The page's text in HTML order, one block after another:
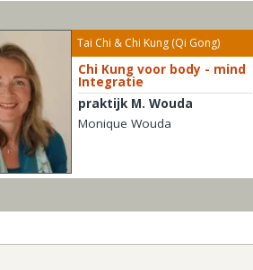
Tai Chi & Chi Kung (Qi Gong)
Chi Kung voor body - mind
Integratie
praktijk M. Wouda
Monique Wouda